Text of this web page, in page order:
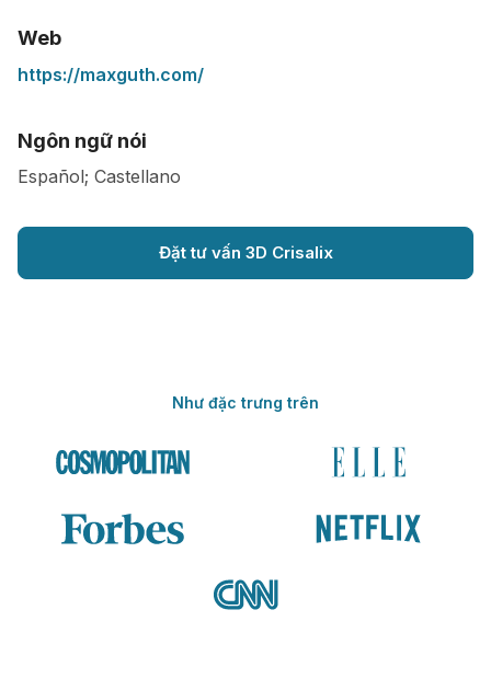
Web
https://maxguth.com/
Ngôn ngữ nói
Español; Castellano
Đặt tư vấn 3D Crisalix
Như đặc trưng trên